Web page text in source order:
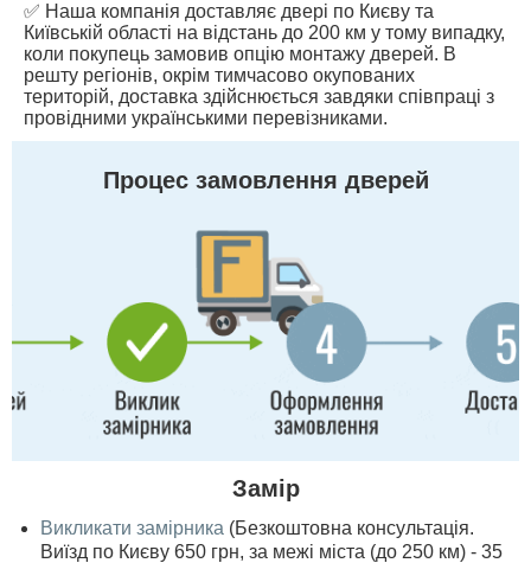
✅ Наша компанія доставляє двері по Києву та
Київській області на відстань до 200 км у тому випадку,
коли покупець замовив опцію монтажу дверей. В
решту регіонів, окрім тимчасово окупованих
територій, доставка здійснюється завдяки співпраці з
провідними українськими перевізниками.
Процес замовлення дверей
Замір
Викликати замірника (Безкоштовна консультація.
Виїзд по Києву 650 грн, за межі міста (до 250 км) - 35